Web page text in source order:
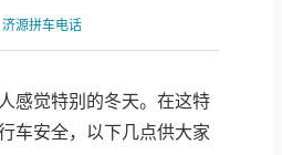
济源拼车电话
感觉特别的冬天。在这特
车安全，以下几点供大家